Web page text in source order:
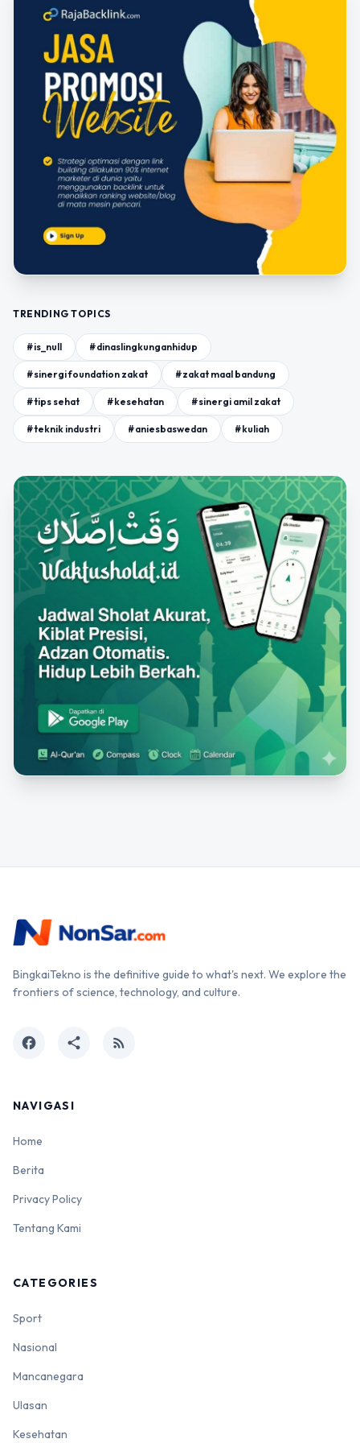
TRENDING TOPICS
#is_null #dinaslingkunganhidup
#sinergi foundation zakat #zakat maal bandung
#tips sehat #kesehatan #sinergi amil zakat
#teknik industri #aniesbaswedan #kuliah
BingkaiTekno is the definitive guide to what's next. We explore the
frontiers of science, technology, and culture.
facebook share rss_feed
NAVIGASI
Home
Berita
Privacy Policy
Tentang Kami
CATEGORIES
Sport
Nasional
Mancanegara
Ulasan
Kesehatan